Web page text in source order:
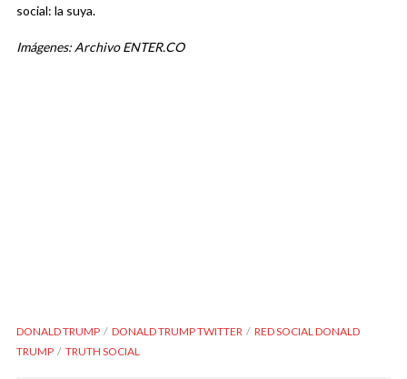
social: la suya.
Imágenes: Archivo ENTER.CO
DONALD TRUMP DONALD TRUMP TWITTER
RED SOCIAL DONALD
TRUMP
TRUTH SOCIAL